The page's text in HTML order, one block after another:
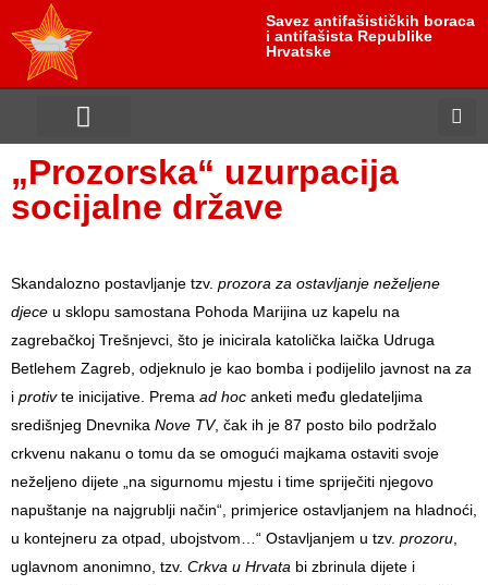
Savez antifašističkih boraca
i antifašista Republike
Hrvatske
„Prozorska“ uzurpacija
socijalne države
Skandalozno postavljanje tzv. prozora za ostavljanje neželjene
djece u sklopu samostana Pohoda Marijina uz kapelu na
zagrebačkoj Trešnjevci, što je inicirala katolička laička Udruga
Betlehem Zagreb, odjeknulo je kao bomba i podijelilo javnost na za
i protivte inicijative. Prema ad hoc anketi među gledateljima
središnjeg Dnevnika Nove TV, čak ih je 87 posto bilo podržalo
crkvenu nakanu o tomu da se omogući majkama ostaviti svoje
neželjeno dijete „na sigurnomu mjestu i time spriječiti njegovo
napuštanje na najgrublji način“, primjerice ostavljanjem na hladnoći,
u kontejneru za otpad, ubojstvom…“ Ostavljanjem u tzv. prozoru
uglavnom anonimno, tzv. Crkva u Hrvata bi zbrinula dijete i